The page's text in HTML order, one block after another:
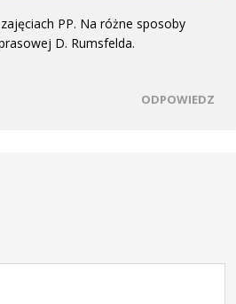
PP. Na różne sposoby
D. Rumsfelda.
ODPOWIEDZ